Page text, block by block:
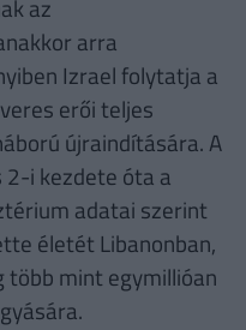
az
arra
Izrael folytatja a
erői teljes
újraindítására. A
i kezdete óta a
adatai szerint
életét Libanonban,
több mint egymillióan